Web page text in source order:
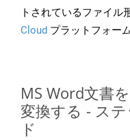
トされているファイル
Cloud プラットフォー
MS Word文書
変換する - ス
ド